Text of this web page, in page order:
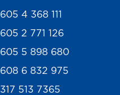
605 4 368 111
605 2 771 126
605 5 898 680
608 6 832 975
317 513 7365